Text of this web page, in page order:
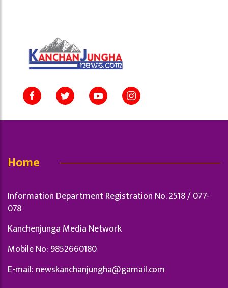
Home
Information Department Registration No. 2518 / 077-
078
Kanchenjunga Media Network
Mobile No: 9852660180
E-mail: newskanchanjungha@gamail.com